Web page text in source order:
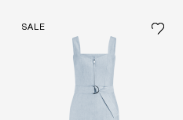
SALE